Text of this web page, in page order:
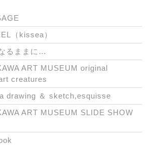
（kissea）
るままに…
ART MUSEUM original
creatures
drawing ＆ sketch,esquisse
ART MUSEUM SLIDE SHOW